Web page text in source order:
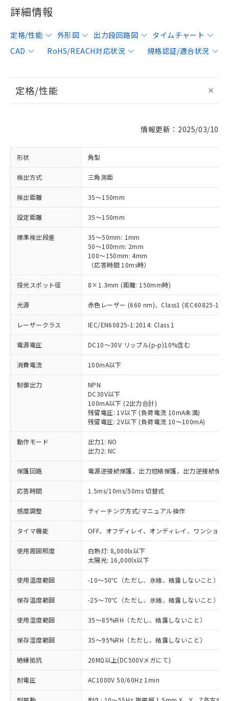
詳細情報
定格/性能 外形図 出力段回路図
タイムチャート
CAD
RoHS/REACH対応状況 規格認証/適合状況
定格/性能
情報更新：2025/03/10
形状 角型
検出方式 三角測距
検出距離 35～150mm
設定距離 35～150mm
標準検出段差
35～50mm: 1mm
50～100mm: 2mm
100～150mm: 4mm
（応答時間 10ms時）
投光スポット径 8×1.3mm (距離: 150mm時)
光源 赤色レーザー (660 nm)、Class1 (IEC60825-
レーザークラス IEC/EN60825-1:2014: Class 1
電源電圧 DC10～30V リップル(p-p)10%含む
消費電流 100mA以下
制御出力
NPN
DC30V以下
100mA以下 (2出力合計)
残留電圧: 1V以下 (負荷電流 10mA未満)
残留電圧: 2V以下 (負荷電流 10～100mA)
動作モード
出力1: NO
出力2: NC
保護回路 電源逆接続保護、出力短絡保護、出力逆接続保護
応答時間 1.5ms/10ms/50ms 切替式
感度調整 ティーチング方式/マニュアル操作
タイマ機能 OFF、オフディレイ、オンディレイ、ワンショッ
使用周囲照度
白熱灯: 8,000lx以下
太陽光: 16,000lx以下
使用温度範囲 -10～50℃（ただし、氷結、結露しないこと）
保存温度範囲 -25～70℃（ただし、氷結、結露しないこと）
使用湿度範囲 35～85%RH（ただし、結露しないこと）
保存湿度範囲 35～95%RH（ただし、結露しないこと）
絶縁抵抗 20MΩ以上(DC500Vメガにて)
耐電圧 AC1000V 50/60Hz 1min
ご利用条件
以下の条件をお読みいただき、同意のうえ
ご利用ください。
本サービスは、当社制御機器事業取扱
商品の当社在庫状況および標準価格
(税抜)を提供させていただくもので
当社制御機器事業取扱商品の中には、
本サービスの対象外となる商品もある
ことをご了承ください。
記載している更新日時点での社内デー
タに基づき作成されるものであり、閲
※1 対応状況
対応済み：EU RoHS指令（10物質）の
非含有に対応した製品が提供可能な商品で
対応予定：EU RoHS指令（10物質）の非含
有に対応した製品に切り替える予定のある
商品です。
対応予定なし：EU RoHS指令（10物質）の
非含有に非対応の商品で、対応品を出す予
定はありません。
非含有の対応状況を調査中または確認中の
商品です。
非該当品：ライセンス料など無形物で、有
害物質有無と関係のない商品です。
仕入先様の事情により、非含有部品として
いたものが、含有品と判明した場合などや
むを得ず変更することがあります。
*EU RoHS指令（10物質）：
鉛(Pb) 1000ppm以下、 水銀(Hg) 1000ppm以下、 カド
※1 中国RoHS○×表
「○」：最大均質材料含有率が中国RoHSの
基準値以下であることを示します。
「×」：最大均質材料含有率が中国RoHSの
基準値を超えていることを示します。
「－」：未確認です。当社販売部門へお問
い合わせください。
当社は、これら貴社製品のうち、外国
為替および外国貿易法に定める商品
（以下｢規制貨物等」という）を輸出
または国外への提供する場合は、日本
説明